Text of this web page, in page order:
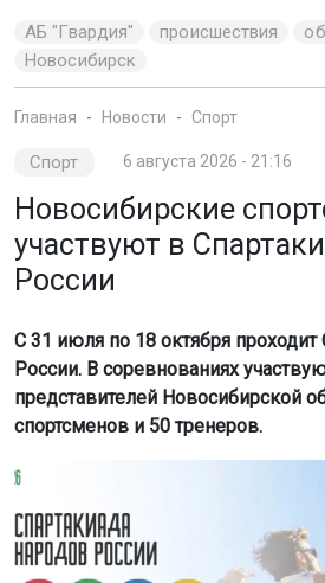
участвуют в
России
С 31 июля по 18 октября проходит
представителей Новосибирской
спортсменов и 50 тренеров.
Спартакиада проводится в рамках